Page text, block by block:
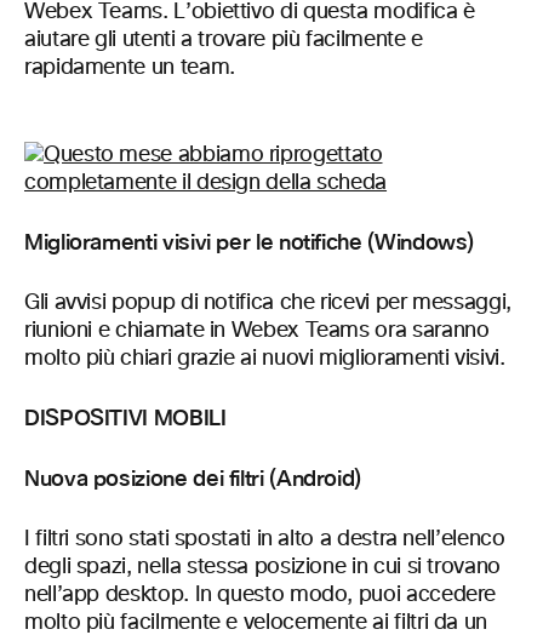
Webex Teams. L’obiettivo di questa modifica è
aiutare gli utenti a trovare più facilmente e
rapidamente un team.
Miglioramenti visivi per le notifiche (Windows)
Gli avvisi popup di notifica che ricevi per messaggi,
riunioni e chiamate in Webex Teams ora saranno
molto più chiari grazie ai nuovi miglioramenti visivi.
DISPOSITIVI MOBILI
Nuova posizione dei filtri (Android)
I filtri sono stati spostati in alto a destra nell’elenco
degli spazi, nella stessa posizione in cui si trovano
nell’app desktop. In questo modo, puoi accedere
molto più facilmente e velocemente ai filtri da un